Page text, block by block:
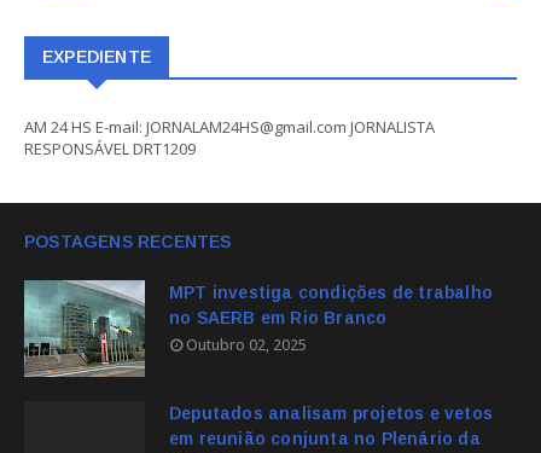
EXPEDIENTE
AM 24 HS E-mail: JORNALAM24HS@gmail.com JORNALISTA
RESPONSÁVEL DRT1209
POSTAGENS RECENTES
MPT investiga condições de trabalho
no SAERB em Rio Branco
Outubro 02, 2025
Deputados analisam projetos e vetos
em reunião conjunta no Plenário da